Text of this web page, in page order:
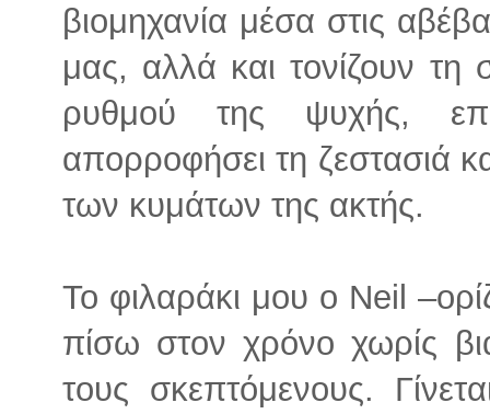
βιομηχανία μέσα στις
μας, αλλά και τονίζουν τη
ρυθμού της ψυχής,
απορροφήσει τη ζεστασιά
των κυμάτων της ακτής.
Το φιλαράκι μου ο Neil
πίσω στον χρόνο χωρίς
τους σκεπτόμενους.